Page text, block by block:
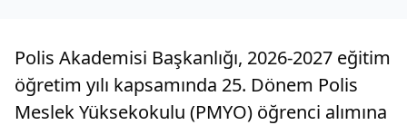
Polis Akademisi Başkanlığı, 2026-2027 eğitim
öğretim yılı kapsamında 25. Dönem Polis
Meslek Yüksekokulu (PMYO) öğrenci alımına